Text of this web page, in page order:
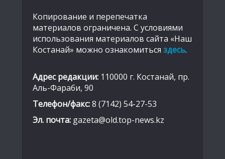
Копирование и перепечатка
материалов ограничена. С условиями
использования материалов сайта «Наш
Костанай» можно ознакомиться здесь.
Адрес редакции: 110000 г. Костанай, пр.
Аль-Фараби, 90
Телефон/факс:8 (7142) 54-27-53
Эл. почта: gazeta@old.top-news.kz